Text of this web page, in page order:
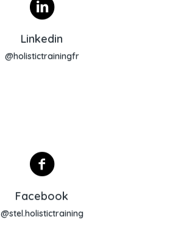
Linkedin
@holistictrainingfr
Profil Linkedin
Facebook
@stel.holistictraining